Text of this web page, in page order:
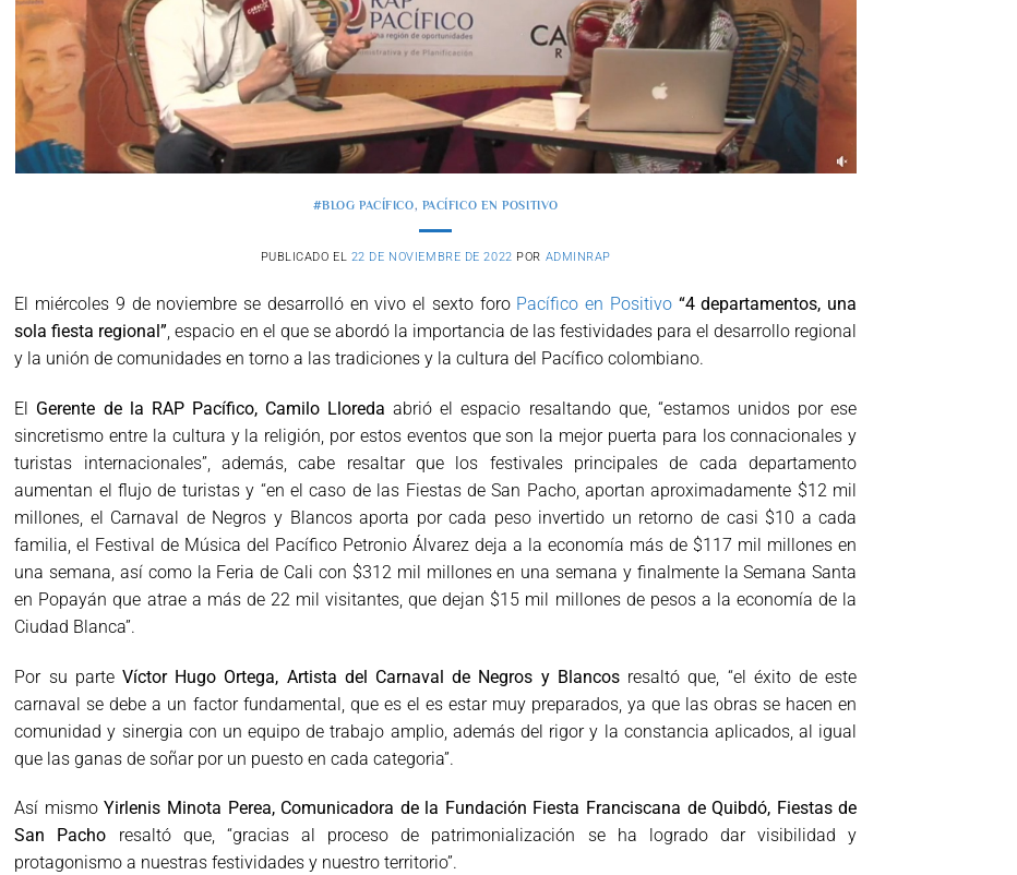
#BLOG PACÍFICO, PACÍFICO EN POSITIVO
PUBLICADO EL 22 DE NOVIEMBRE DE 2022 POR ADMINRAP
El miércoles 9 de noviembre se desarrolló en vivo el sexto foro Pacífico en Positivo “4 departamentos, una
sola fiesta regional”, espacio en el que se abordó la importancia de las festividades para el desarrollo regional
y la unión de comunidades en torno a las tradiciones y la cultura del Pacífico colombiano.
El Gerente de la RAP Pacífico, Camilo Lloreda abrió el espacio resaltando que, “estamos unidos por ese
sincretismo entre la cultura y la religión, por estos eventos que son la mejor puerta para los connacionales y
turistas internacionales”, además, cabe resaltar que los festivales principales de cada departamento
aumentan el flujo de turistas y “en el caso de las Fiestas de San Pacho, aportan aproximadamente $12 mil
millones, el Carnaval de Negros y Blancos aporta por cada peso invertido un retorno de casi $10 a cada
familia, el Festival de Música del Pacífico Petronio Álvarez deja a la economía más de $117 mil millones en
una semana, así como la Feria de Cali con $312 mil millones en una semana y finalmente la Semana Santa
en Popayán que atrae a más de 22 mil visitantes, que dejan $15 mil millones de pesos a la economía de la
Ciudad Blanca”.
Por su parte Víctor Hugo Ortega, Artista del Carnaval de Negros y Blancosresaltó que, “el éxito de este
carnaval se debe a un factor fundamental, que es el es estar muy preparados, ya que las obras se hacen en
comunidad y sinergia con un equipo de trabajo amplio, además del rigor y la constancia aplicados, al igual
que las ganas de soñar por un puesto en cada categoria”.
Así mismoYirlenis Minota Perea, Comunicadora de la Fundación Fiesta Franciscana de Quibdó, Fiestas de
San Pacho resaltó que, “gracias al proceso de patrimonialización se ha logrado dar visibilidad y
protagonismo a nuestras festividades y nuestro territorio”.